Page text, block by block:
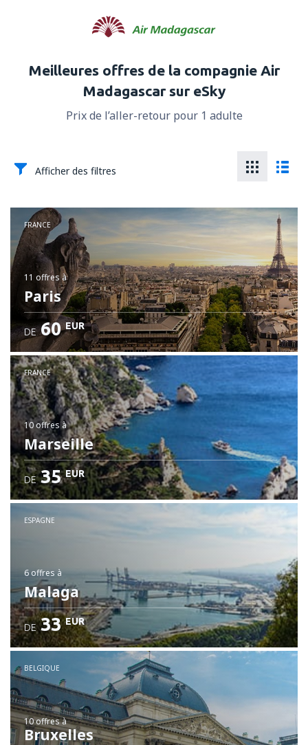
Meilleures offres de la compagnie Air
Madagascar sur eSky
Prix de l’aller-retour pour 1 adulte
Afficher des filtres
FRANCE
11 offresà
Paris
DE 60 EUR
FRANCE
10 offres à
Marseille
DE 35 EUR
ESPAGNE
6 offresà
Malaga
DE 33 EUR
BELGIQUE
10 offresà
Bruxelles